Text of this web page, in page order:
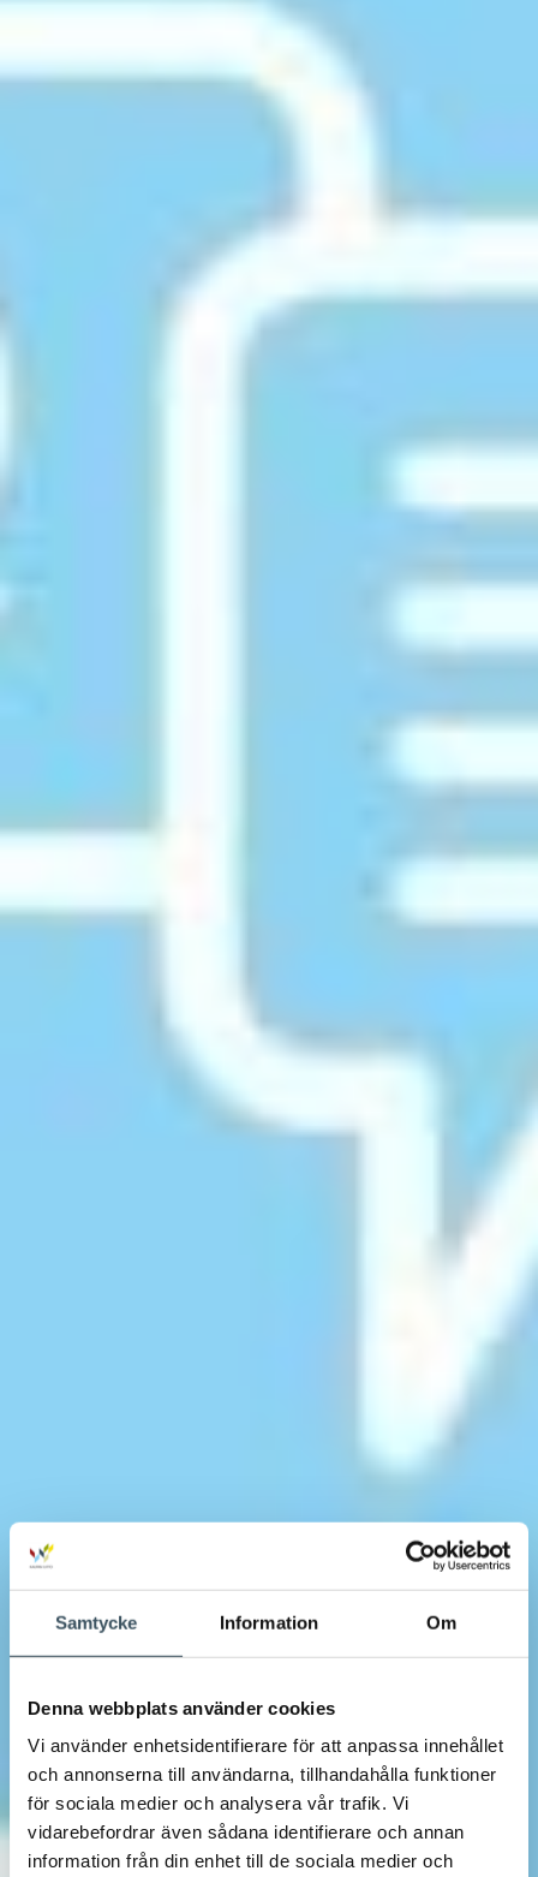
Samtycke Information Om
Denna webbplats använder cookies
Vi använder enhetsidentifierare för att anpassa innehållet
och annonserna till användarna, tillhandahålla funktioner
för sociala medier och analysera vår trafik. Vi
vidarebefordrar även sådana identifierare och annan
information från din enhet till de sociala medier och